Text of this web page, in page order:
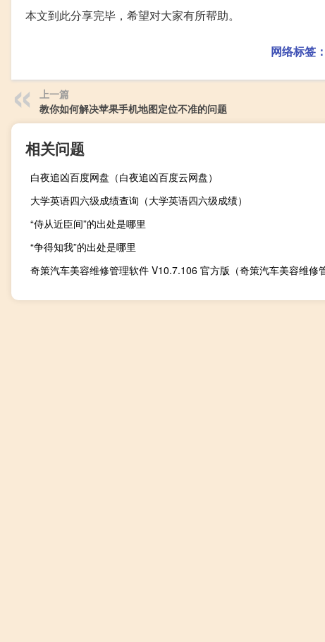
本文到此分享完毕，希望对大家有所帮助。
网络标签：
上一篇
教你如何解决苹果手机地图定位不准的问题
相关问题
白夜追凶百度网盘（白夜追凶百度云网盘）
大学英语四六级成绩查询（大学英语四六级成绩）
“侍从近臣间”的出处是哪里
“争得知我”的出处是哪里